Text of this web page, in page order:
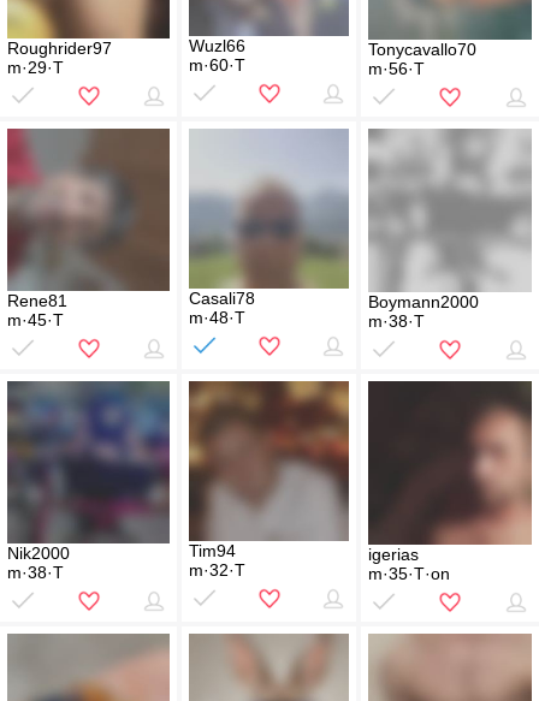
Roughrider97
m·29·T
Wuzl66
m·60·T
Tonycavallo70
m·56·T
Rene81
m·45·T
Casali78
m·48·T
Boymann2000
m·38·T
Nik2000
m·38·T
Tim94
m·32·T
igerias
m·35·T·on